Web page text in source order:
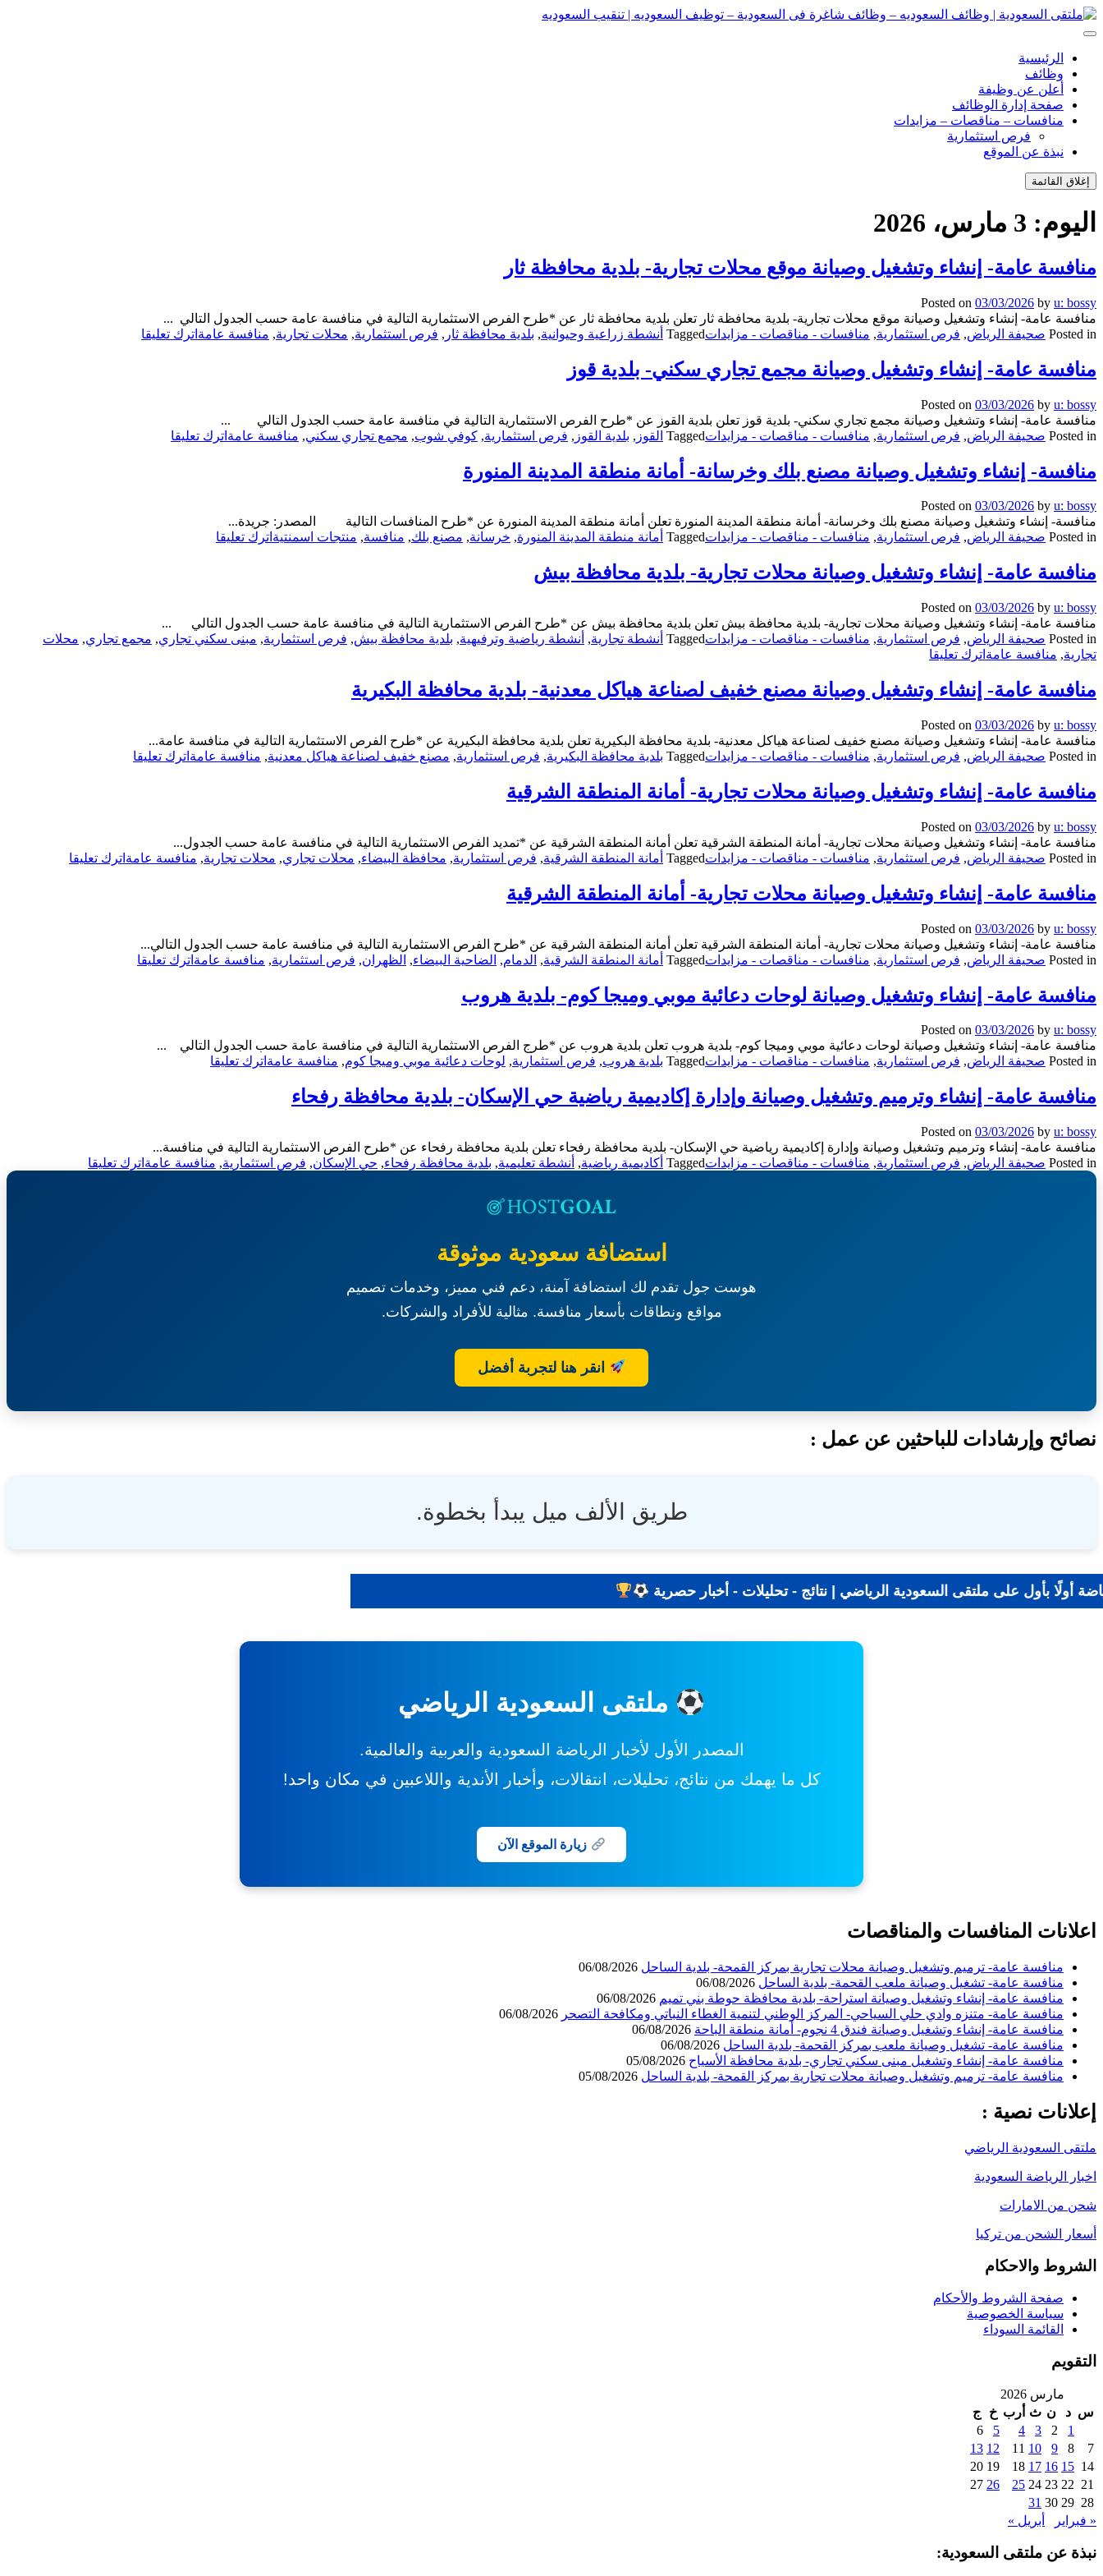
انتقل
إلى
الرئيسية
وظائف
أعلن عن وظيفة
صفحة إدارة الوظائف
منافسات – مناقصات – مزايدات
فرص استثمارية
نبذة عن الموقع
إغلاق القائمة
اليوم: 3 مارس، 2026
منافسة عامة- إنشاء وتشغيل وصيانة موقع محلات تجارية- بلدية محافظة ثار
Posted on 03/03/2026 by u: bossy
منافسة عامة- إنشاء وتشغيل وصيانة موقع محلات تجارية- بلدية محافظة ثار تعلن بلدية محافظة ثار عن *طرح الفرص الاستثمارية التالية في منافسة عامة حسب الجدول التالي ...
Posted in صحيفة الرياض, فرص استثمارية, منافسات - مناقصات - مزايداتTagged أنشطة زراعية وحيوانية, بلدية محافظة ثار , فرص استثمارية, محلات تجارية, منافسة عامة اترك تعليقا
منافسة عامة- إنشاء وتشغيل وصيانة مجمع تجاري سكني- بلدية قوز
Posted on 03/03/2026 by u: bossy
منافسة عامة- إنشاء وتشغيل وصيانة مجمع تجاري سكني- بلدية قوز تعلن بلدية القوز عن *طرح الفرص الاستثمارية التالية في منافسة عامة حسب الجدول التالي ...
Posted in صحيفة الرياض, فرص استثمارية, منافسات - مناقصات - مزايداتTagged القوز , بلدية القوز , فرص استثمارية, كوفي شوب, مجمع تجاري سكني, منافسة عامة اترك تعليقا
منافسة- إنشاء وتشغيل وصيانة مصنع بلك وخرسانة- أمانة منطقة المدينة المنورة
Posted on 03/03/2026 by u: bossy
منافسة- إنشاء وتشغيل وصيانة مصنع بلك وخرسانة- أمانة منطقة المدينة المنورة تعلن أمانة منطقة المدينة المنورة عن *طرح المنافسات التالية المصدر: جريدة...
Posted in صحيفة الرياض, فرص استثمارية, منافسات - مناقصات - مزايداتTagged أمانة منطقة المدينة المنورة, خرسانة, مصنع بلك, منافسة, منتجات اسمنتية اترك تعليقا
مصنع
بلك
وخرسانة-
منافسة عامة- إنشاء وتشغيل وصيانة محلات تجارية- بلدية محافظة بيش
Posted on 03/03/2026 by u: bossy
منافسة عامة- إنشاء وتشغيل وصيانة محلات تجارية- بلدية محافظة بيش تعلن بلدية محافظة بيش عن *طرح الفرص الاستثمارية التالية في منافسة عامة حسب الجدول التالي ...
Posted in صحيفة الرياض, فرص استثمارية, منافسات - مناقصات - مزايداتTagged أنشطة تجارية, أنشطة رياضية وترفيهية, بلدية محافظة بيش, فرص استثمارية, مبنى سكني تجاري, مجمع تجاري, محلات
تجارية, منافسة عامة اترك تعليقا
عامة-
إنشاء
وصيانة
محلات
تجارية-
محافظة
منافسة عامة- إنشاء وتشغيل وصيانة مصنع خفيف لصناعة هياكل معدنية- بلدية محافظة البكيرية
Posted on 03/03/2026 by u: bossy
منافسة عامة- إنشاء وتشغيل وصيانة مصنع خفيف لصناعة هياكل معدنية- بلدية محافظة البكيرية تعلن بلدية محافظة البكيرية عن *طرح الفرص الاستثمارية التالية في منافسة عامة...
Posted in صحيفة الرياض, فرص استثمارية, منافسات - مناقصات - مزايداتTagged بلدية محافظة البكيرية, فرص استثمارية, مصنع خفيف لصناعة هياكل معدنية, منافسة عامة اترك تعليقا
خفيف
منافسة عامة- إنشاء وتشغيل وصيانة محلات تجارية- أمانة المنطقة الشرقية
Posted on 03/03/2026 by u: bossy
منافسة عامة- إنشاء وتشغيل وصيانة محلات تجارية- أمانة المنطقة الشرقية تعلن أمانة المنطقة الشرقية عن *تمديد الفرص الاستثمارية التالية في منافسة عامة حسب الجدول...
Posted in صحيفة الرياض, فرص استثمارية, منافسات - مناقصات - مزايداتTagged أمانة المنطقة الشرقية, فرص استثمارية, محافظة البيضاء, محلات تجاري, محلات تجارية, منافسة عامة اترك تعليقا
منافسة عامة- إنشاء وتشغيل وصيانة محلات تجارية- أمانة المنطقة الشرقية
Posted on 03/03/2026 by u: bossy
منافسة عامة- إنشاء وتشغيل وصيانة محلات تجارية- أمانة المنطقة الشرقية تعلن أمانة المنطقة الشرقية عن *طرح الفرص الاستثمارية التالية في منافسة عامة حسب الجدول التالي...
Posted in صحيفة الرياض, فرص استثمارية, منافسات - مناقصات - مزايداتTagged أمانة المنطقة الشرقية, الدمام, الضاحية البيضاء, الظهران, فرص استثمارية, منافسة عامة اترك تعليقا
منافسة عامة- إنشاء وتشغيل وصيانة لوحات دعائية موبي وميجا كوم- بلدية هروب
Posted on 03/03/2026 by u: bossy
منافسة عامة- إنشاء وتشغيل وصيانة لوحات دعائية موبي وميجا كوم- بلدية هروب تعلن بلدية هروب عن *طرج الفرص الاستثمارية التالية في منافسة عامة حسب الجدول التالي ...
Posted in صحيفة الرياض, فرص استثمارية, منافسات - مناقصات - مزايداتTagged بلدية هروب, فرص استثمارية, لوحات دعائية موبي وميجا كوم, منافسة عامة اترك تعليقا
وصيانة
لوحات
دعائية
منافسة عامة- إنشاء وترميم وتشغيل وصيانة وإدارة إكاديمية رياضية حي الإسكان- بلدية محافظة رفحاء
Posted on 03/03/2026 by u: bossy
منافسة عامة- إنشاء وترميم وتشغيل وصيانة وإدارة إكاديمية رياضية حي الإسكان- بلدية محافظة رفحاء تعلن بلدية محافظة رفحاء عن *طرح الفرص الاستثمارية التالية في منافسة...
Posted in صحيفة الرياض, فرص استثمارية, منافسات - مناقصات - مزايداتTagged أكاديمية رياضية, أنشطة تعليمية, بلدية محافظة رفحاء, حي الإسكان, فرص استثمارية, منافسة عامة اترك تعليقا
استضافة سعودية موثوقة
هوست جول تقدم لك استضافة آمنة، دعم فني مميز، وخدمات تصميم
مواقع ونطاقات بأسعار منافسة. مثالية للأفراد والشركات.
انقر هنا لتجربة أفضل
نصائح وإرشادات للباحثين عن عمل :
طريق الألف ميل يبدأ بخطوة.
جديد الرياضة أولًا بأول على ملتقى السعودية الرياضي | نتائج - تحليلات - أخبار حصرية
ملتقى السعودية الرياضي
المصدر الأول لأخبار الرياضة السعودية والعربية والعالمية.
كل ما يهمك من نتائج، تحليلات، انتقالات، وأخبار الأندية واللاعبين في مكان واحد!
زيارة الموقع الآن
اعلانات المنافسات والمناقصات
منافسة عامة- ترميم وتشغيل وصيانة محلات تجارية بمركز القمحة- بلدية الساحل 06/08/2026
منافسة عامة- تشغيل وصيانة ملعب القحمة- بلدية الساحل 06/08/2026
منافسة عامة- إنشاء وتشغيل وصيانة استراحة- بلدية محافظة حوطة بني تميم 06/08/2026
منافسة عامة- متنزه وادي حلي السياحي- المركز الوطني لتنمية الغطاء النباتي ومكافحة التصحر 06/08/2026
منافسة عامة- إنشاء وتشغيل وصيانة فندق 4 نجوم- أمانة منطقة الباحة
06/08/2026
منافسة عامة- تشغيل وصيانة ملعب بمركز القحمة- بلدية الساحل 06/08/2026
منافسة عامة- إنشاء وتشغيل مبنى سكني تجاري- بلدية محافظة الأسياح 05/08/2026
منافسة عامة- ترميم وتشغيل وصيانة محلات تجارية بمركز القمحة- بلدية الساحل 05/08/2026
إعلانات نصية :
ملتقى السعودية الرياضي
اخبار الرياضة السعودية
شحن من الامارات
أسعار الشحن من تركيا
الشروط والاحكام
صفحة الشروط والأحكام
سياسة الخصوصية
القائمة السوداء
التقويم
مارس 2026
س د ن ث أرب خ
ج
1
2
3
4
5
6
7
8
9
10
11
12
13
14
15
16
17
18
19
20
21
22
23
24
25
26
27
28
29
30
31
« فبراير
أبريل »
نبذة عن ملتقى السعودية: